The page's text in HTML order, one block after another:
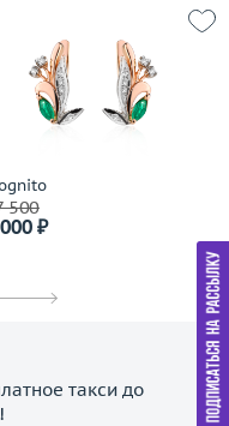
500
₽
такси до